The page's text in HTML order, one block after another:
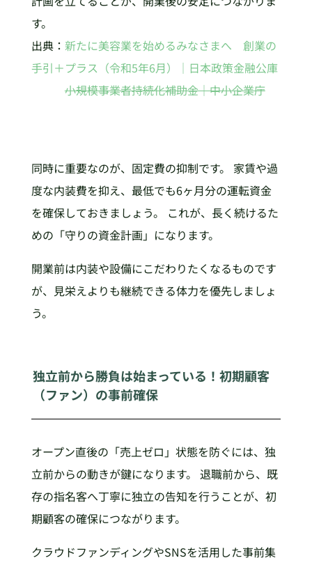
す。
出典： 新たに美容業を始めるみなさまへ 創業の
手引＋プラス（令和5年6月）｜日本政策金融公庫
小規模事業者持続化補助金｜中小企業庁
同時に重要なのが、固定費の抑制です。 家賃や過
度な内装費を抑え、最低でも6ヶ月分の運転資金
を確保しておきましょう。 これが、長く続けるた
めの「守りの資金計画」になります。
開業前は内装や設備にこだわりたくなるものです
が、見栄えよりも継続できる体力を優先しましょ
う。
独立前から勝負は始まっている！初期顧客
（ファン）の事前確保
オープン直後の「売上ゼロ」状態を防ぐには、独
立前からの動きが鍵になります。 退職前から、既
存の指名客へ丁寧に独立の告知を行うことが、初
期顧客の確保につながります。
クラウドファンディングやSNSを活用した事前集